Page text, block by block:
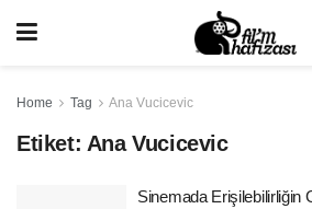
Home Tag Ana Vucicevic
Etiket: Ana Vucicevic
Sinemada Erişilebilirliğin